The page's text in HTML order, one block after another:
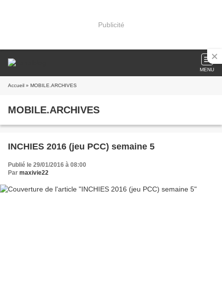
Publicité
MENU
Accueil » MOBILE.ARCHIVES
MOBILE.ARCHIVES
INCHIES 2016 (jeu PCC) semaine 5
Publié le 29/01/2016 à 08:00
Par maxivie22